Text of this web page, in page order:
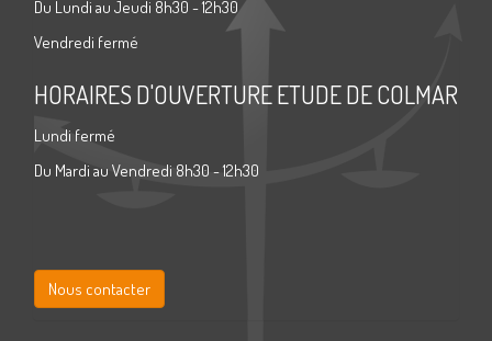
Du Lundi au Jeudi 8h30 - 12h30
Vendredi fermé
HORAIRES D'OUVERTURE ETUDE DE COLMAR
Lundi fermé
Du Mardi au Vendredi 8h30 - 12h30
Nous contacter